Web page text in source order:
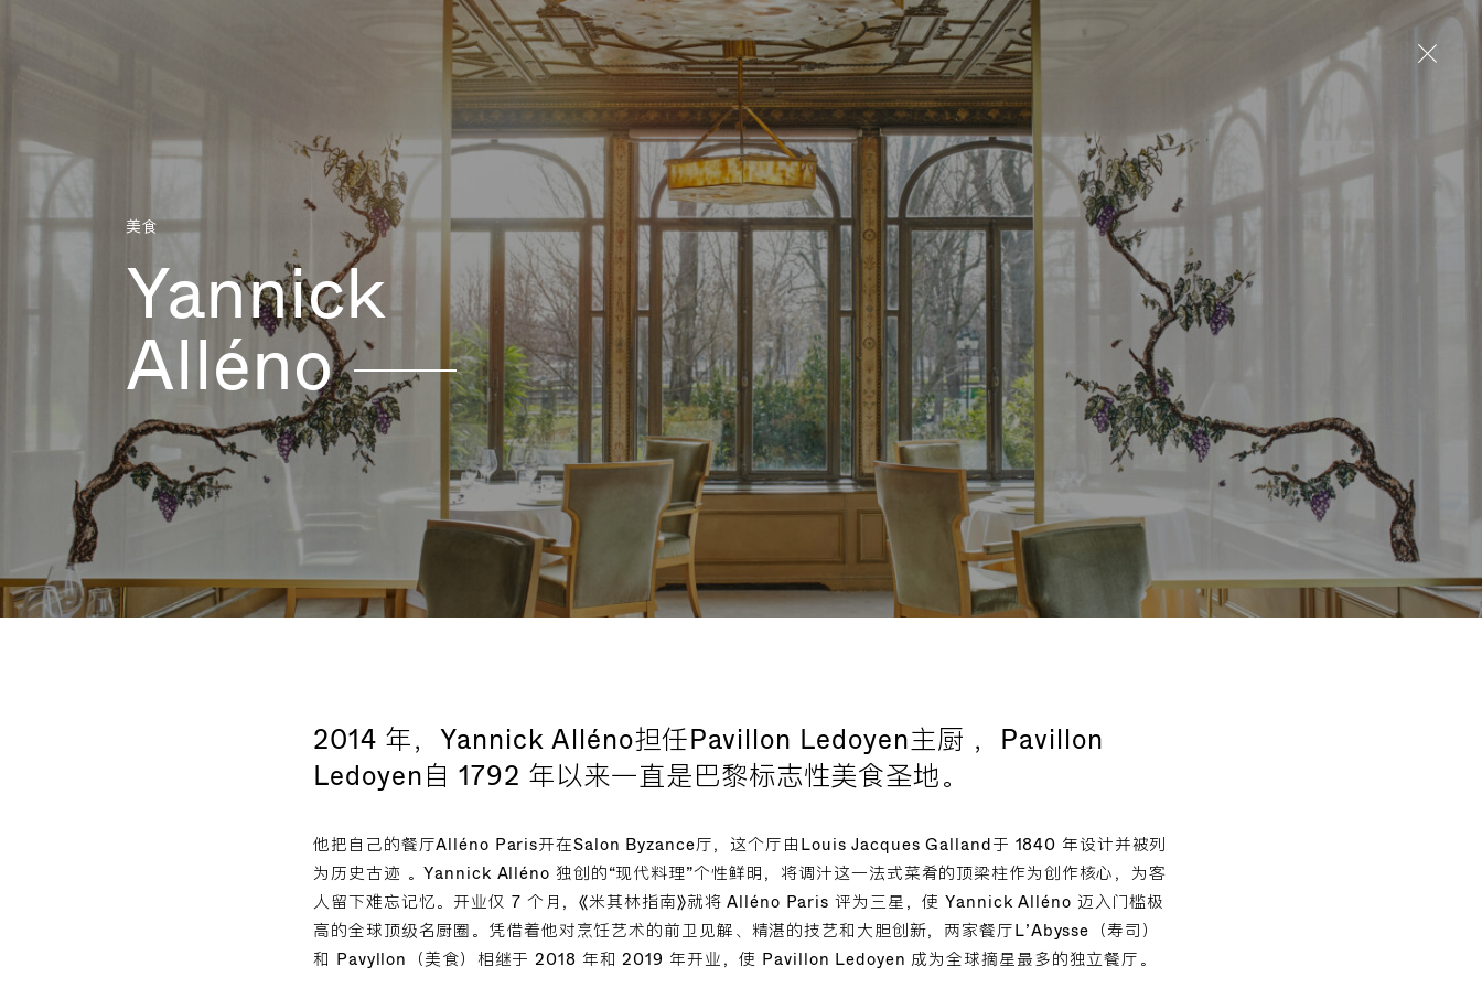
美食
Yannick
Alléno
2014 年，Yannick Alléno担任Pavillon Ledoyen主厨 ，Pavillon
Ledoyen自 1792 年以来一直是巴黎标志性美食圣地。
他把自己的餐厅Alléno Paris开在Salon Byzance厅，这个厅由Louis Jacques Galland于 1840 年设计并被列
为历史古迹 。Yannick Alléno 独创的“现代料理”个性鲜明，将调汁这一法式菜肴的顶梁柱作为创作核心，为客
人留下难忘记忆。开业仅 7 个月，《米其林指南》就将 Alléno Paris 评为三星，使 Yannick Alléno 迈入门槛极
高的全球顶级名厨圈。凭借着他对烹饪艺术的前卫见解、精湛的技艺和大胆创新，两家餐厅L’Abysse（寿司）
和 Pavyllon（美食）相继于 2018 年和 2019 年开业，使 Pavillon Ledoyen 成为全球摘星最多的独立餐厅。